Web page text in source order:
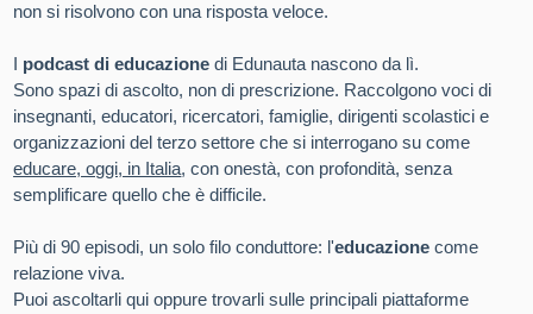
non si risolvono con una risposta veloce.
I podcast di educazionedi Edunauta nascono da lì.
Sono spazi di ascolto, non di prescrizione. Raccolgono voci di
insegnanti, educatori, ricercatori, famiglie, dirigenti scolastici e
organizzazioni del terzo settore che si interrogano su come
educare, oggi, in Italia, con onestà, con profondità, senza
semplificare quello che è difficile.
Più di 90 episodi, un solo filo conduttore: l'educazione come
relazione viva.
Puoi ascoltarli qui oppure trovarli sulle principali piattaforme